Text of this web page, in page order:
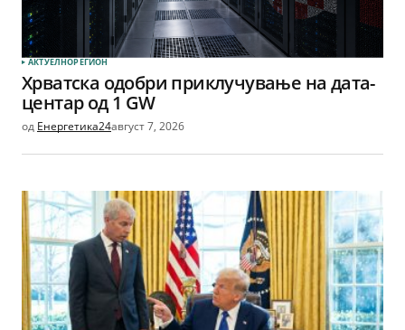
АКТУЕЛНОРЕГИОН
Хрватска одобри приклучување на дата-
центар од 1 GW
од Енергетика24август 7, 2026